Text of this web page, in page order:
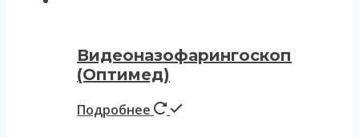
Видеоназофарингоскоп
(Оптимед)
Подробнее